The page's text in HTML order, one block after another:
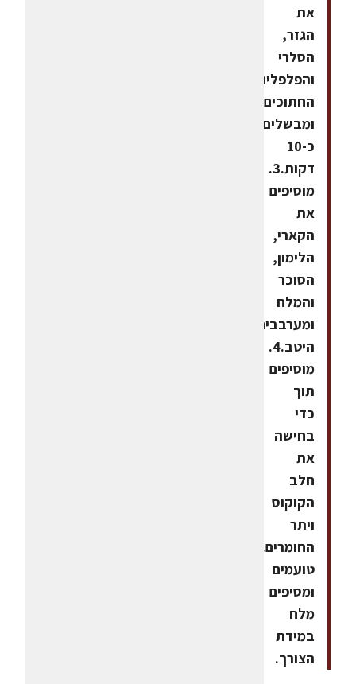
את
הגזר,
הסלרי
והפלפלים
החתוכים
ומבשלים
כ-10
דקות.3.
מוסיפים
את
הקארי,
הלימון,
הסוכר
והמלח
ומערבבים
היטב.4.
מוסיפים
תוך
כדי
בחישה
את
חלב
הקוקוס
ויתר
טועמים
ומסיפים
מלח
במידת
הצורך.